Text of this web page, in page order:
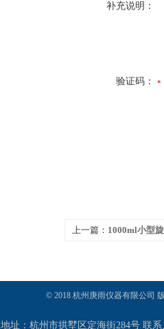
补充说明：
验证码：
上一篇： 1000ml小型
© 2018 杭州庚雨仪器有限公司
地址：杭州市拱墅区定海街284号 联